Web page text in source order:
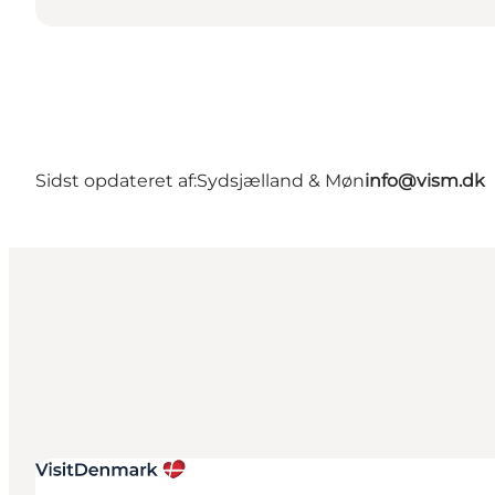
Sidst opdateret af:Sydsjælland & Møninfo@vism.dk